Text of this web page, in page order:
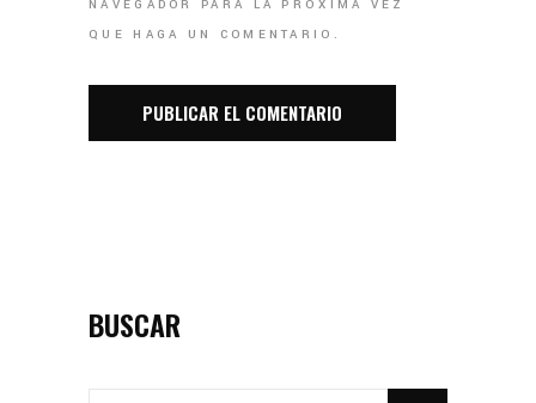
NAVEGADOR PARA LA PRÓXIMA VEZ
QUE HAGA UN COMENTARIO.
BUSCAR